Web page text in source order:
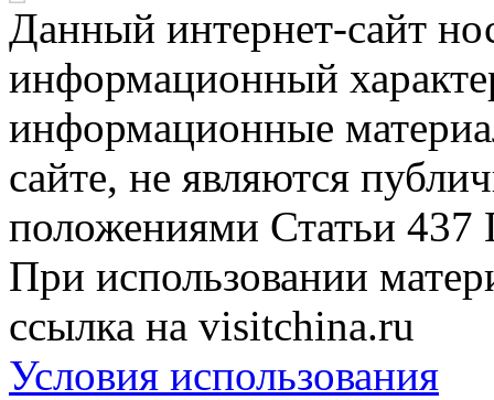
Данный интернет-сайт
информационный
информационные
сайте, не являются
положениями Статьи 437
При использовании
ссылка на visitchina.ru
Условия использования